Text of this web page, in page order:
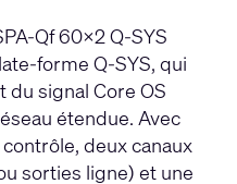
Qf 60x2 Q-SYS
forme Q-SYS, qui
signal Core OS
étendue. Avec
deux canaux
sorties ligne) et une